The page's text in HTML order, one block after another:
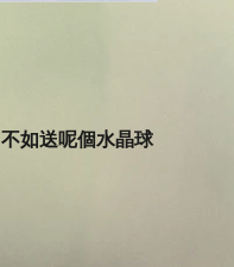
如送呢個水晶球